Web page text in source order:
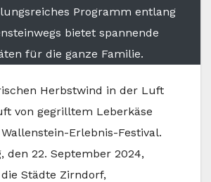
Programm entlang
bietet spannende
für die ganze Familie.
Herbstwind in der Luft
von gegrilltem Leberkäse
Erlebnis-Festival.
den 22. September 2024,
Städte Zirndorf,